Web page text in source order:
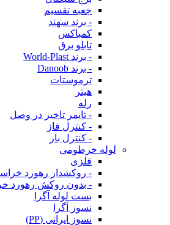
جعبه تقسیم
- برند سهند
کمباکس
تابلو برق
- برند World-Plast
- برند Danoob
ترموستات
هیتر
رله
- تایمر تاخیر در وصل
- کنترل فاز
- کنترل بار
لوله خرطومی
فلزی
- روکشدار رهورد
- بدون روکش رهورد
بست لوله آگرا
نسوز آگرا
نسوز ایرانی (PP)